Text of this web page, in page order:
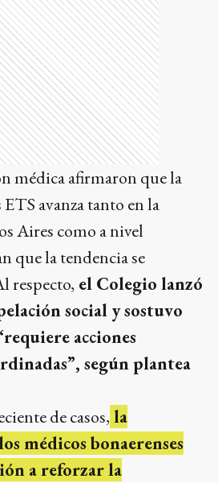
médica afirmaron que la
avanza tanto en la
Aires como a nivel
que la tendencia se
respecto, el Colegio lanzó
social y sostuvo
acciones
según plantea
de casos, la
médicos bonaerenses
a reforzar la